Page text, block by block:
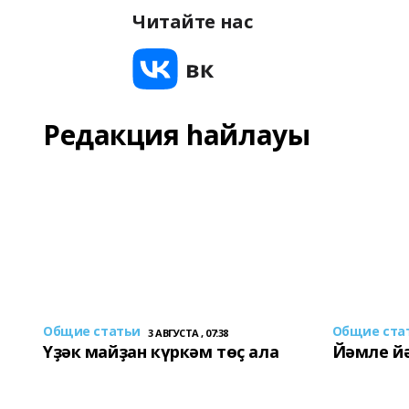
Читайте нас
Редакция һайлауы
Общие статьи 3 АВГУСТА , 07:38
Үҙәк майҙан күркәм төҫ ала
Общие
Йәмле